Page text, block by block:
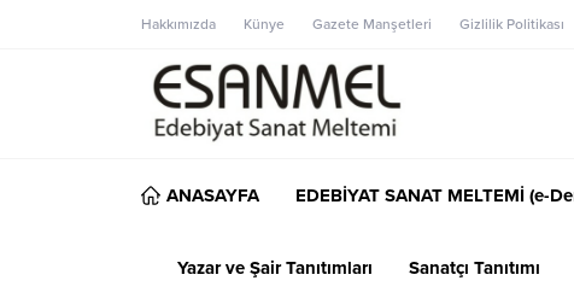
Hakkımızda Künye Gazete Manşetleri Gizlilik Politikası
ANASAYFA EDEBİYAT SANAT MELTEMİ (e-
Yazar ve Şair Tanıtımları Sanatçı Tanıtımı